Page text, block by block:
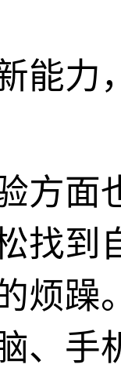
能力
方面
找到
烦躁
、手